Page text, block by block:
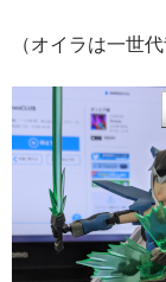
（オイラは一世